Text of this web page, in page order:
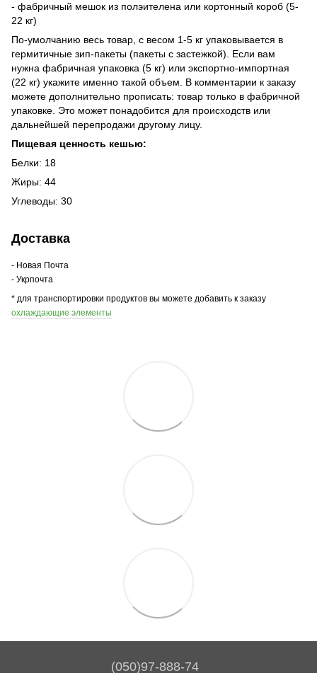
- фабричный мешок из полэителена или кортонный короб (5-
22 кг)
По-умолчанию весь товар, с весом 1-5 кг упаковывается в
гермитичные зип-пакеты (пакеты с застежкой). Если вам
нужна фабричная упаковка (5 кг) или экспортно-импортная
(22 кг) укажите именно такой объем. В комментарии к заказу
можете дополнительно прописать: товар только в фабричной
упаковке. Это может понадобится для происходств или
дальнейшей перепродажи другому лицу.
Пищевая ценность кешью:
Белки: 18
Жиры: 44
Углеводы: 30
Доставка
- Новая Почта
- Укрпочта
* для транспортировки продуктов вы можете добавить к заказу
охлаждающие элементы
(050)97-888-74